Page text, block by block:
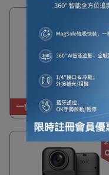
一件免運費